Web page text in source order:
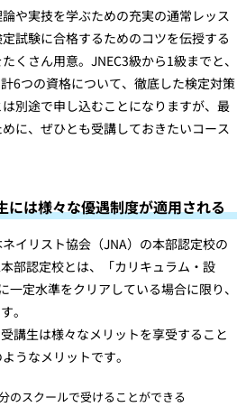
や実技を学ぶための充実の通常レッス
試験に合格するためのコツを伝授する
くさん用意。JNEC3級から1級までと、
6つの資格について、徹底した検定対策
別途で申し込むことになりますが、最
に、ぜひとも受講しておきたいコース
には様々な優遇制度が適用される
イリスト協会（JNA）の本部認定校の
部認定校とは、「カリキュラム・設
定水準をクリアしている場合に限り、
。
講生は様々なメリットを享受すること
うなメリットです。
のスクールで受けることができる